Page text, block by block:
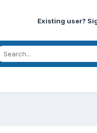
Existing user?